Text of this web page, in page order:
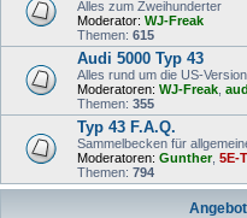
Alles zum Zweihunderter
Moderator: WJ-Freak
Themen: 615
Audi 5000 Typ 43
Alles rund um die US-
Moderatoren: WJ-Freak
Themen: 355
Typ 43 F.A.Q.
Sammelbecken für
Moderatoren: Gunther, 5E-
Themen: 794